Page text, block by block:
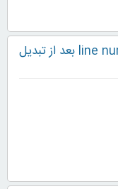
فارسی شدن شماره متن line number بعد از تبدیل